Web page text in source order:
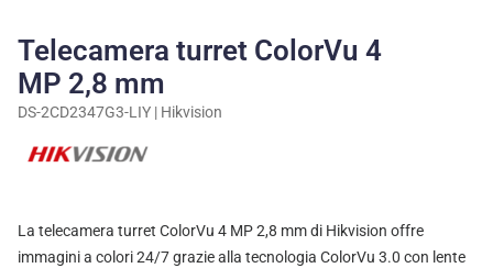
Telecamera turret ColorVu 4
MP 2,8 mm
DS-2CD2347G3-LIY | Hikvision
La telecamera turret ColorVu 4 MP 2,8 mm di Hikvision offre
immagini a colori 24/7 grazie alla tecnologia ColorVu 3.0 con lente